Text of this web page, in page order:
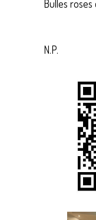
Bulles
N.P.